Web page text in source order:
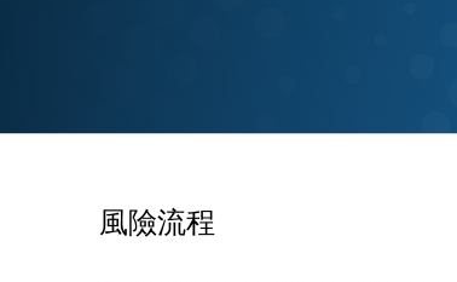
風險流程